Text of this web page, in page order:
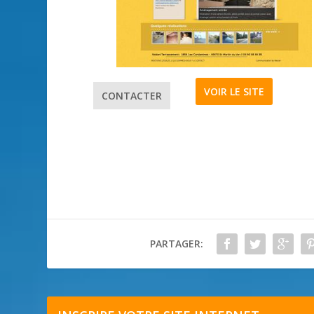
CONTACTER VOIR LE SITE
PARTAGER: